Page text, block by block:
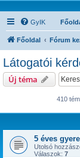
GyIK
Főoldal Fórum
Látogatói
Új téma
410
5 éves
Utolsó
Válaszok: 7